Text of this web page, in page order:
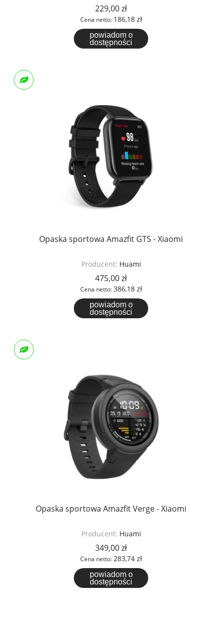
229,00 zł
Cena netto: 186,18 zł
powiadom o
dostępności
Opaska sportowa Amazfit GTS - Xiaomi
Producent: Huami
475,00 zł
Cena netto:386,18 zł
powiadom o
dostępności
Opaska sportowa Amazfit Verge - Xiaomi
Producent: Huami
349,00 zł
Cena netto:283,74 zł
powiadom o
dostępności